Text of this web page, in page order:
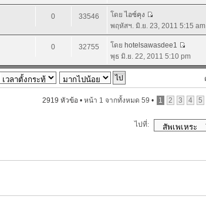
0 33546 โดย ไอซ์คุง
พฤหัสฯ. มิ.ย. 23, 2011 5:15 am
0 32755 โดย hotelsawasdee1
พุธ มิ.ย. 22, 2011 5:10 pm
2919 หัวข้อ • หน้า 1 จากทั้งหมด 59 • 1 2 3 4 5
ไปที่: